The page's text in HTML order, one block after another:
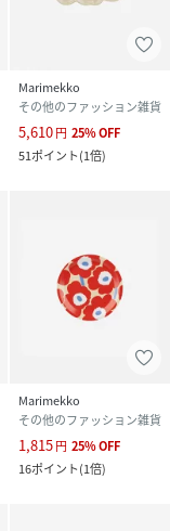
Marimekko
その他のファッション雑貨
5,610円 25%OFF
51ポイント(1倍)
Marimekko
その他のファッション雑貨
1,815円 25%OFF
16ポイント(1倍)